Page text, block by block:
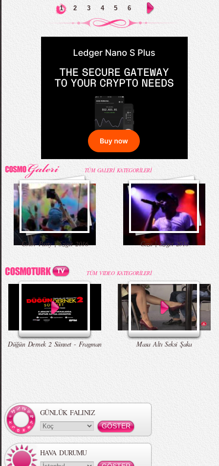
1 2 3 4 5 6
TÜM GALERİ KATEGORİLERİ
Color Party | Sziget 2016 Ceza | Sziget 2016
TÜM VIDEO KATEGORİLERİ
Düğün Dernek 2 Sünnet - Fragman Masa Altı Seksi Şaka
GÜNLÜK FALINIZ
HAVA DURUMU